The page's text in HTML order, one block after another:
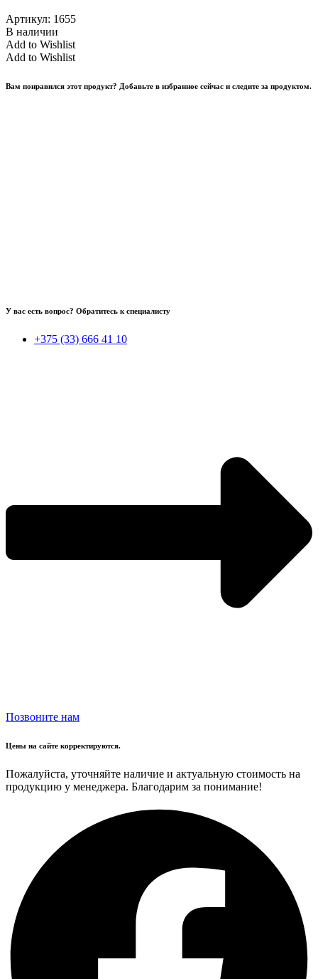
Артикул: 1655
В наличии
Add to Wishlist
Add to Wishlist
Вам понравился этот продукт? Добавьте в избранное сейчас и следите за продуктом.
У вас есть вопрос? Обратитесь к специалисту
+375 (33) 666 41 10
Позвоните нам
Цены на сайте корректируются.
Пожалуйста, уточняйте наличие и актуальную стоимость на
продукцию у менеджера. Благодарим за понимание!